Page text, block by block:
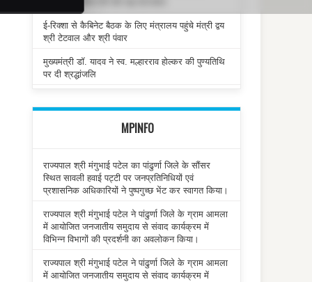
COMPUTATIONS PRICE STABILITY
41%
ई-रिक्शा से कैबिनेट बैठक के लिए मंत्रालय पहुंचे मंत्री द्वय
श्री टेटवाल और श्री पंवार
मुख्यमंत्री डॉ. यादव ने स्व. मल्हारराव होल्कर की पुण्यतिथि
पर दी श्रद्धांजलि
MPINFO
राज्यपाल श्री मंगुभाई पटेल का पांढुर्णा जिले के सौंसर
स्थित सावली हवाई पट्टी पर जनप्रतिनिधियों एवं
प्रशासनिक अधिकारियों ने पुष्पगुच्छ भेंट कर स्वागत किया।
राज्यपाल श्री मंगुभाई पटेल ने पांढुर्णा जिले के ग्राम आमला
में आयोजित जनजातीय समुदाय से संवाद कार्यक्रम में
विभिन्न विभागों की प्रदर्शनी का अवलोकन किया।
राज्यपाल श्री मंगुभाई पटेल ने पांढुर्णा जिले के ग्राम आमला
में आयोजित जनजातीय समुदाय से संवाद कार्यक्रम में